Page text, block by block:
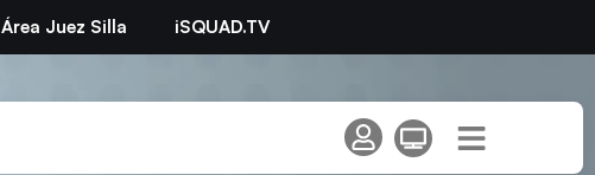
Área Juez Silla iSQUAD.TV